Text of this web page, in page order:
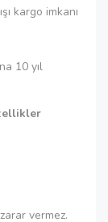
kargo imkanı
10 yıl
vermez.